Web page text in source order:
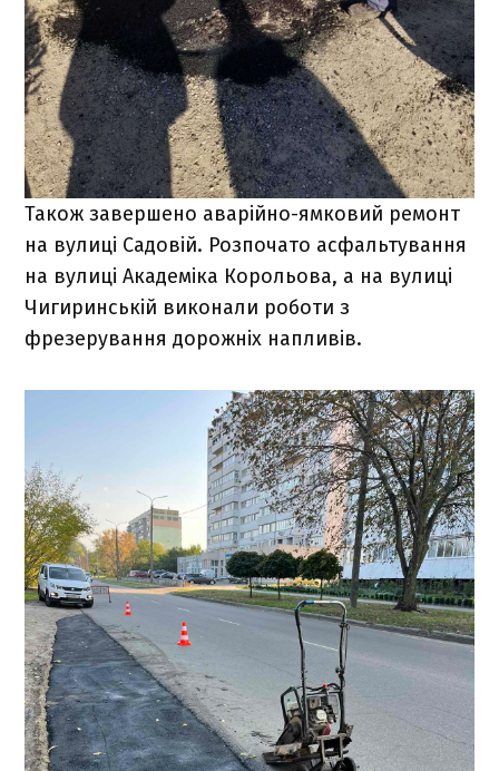
Також завершено аварійно-ямковий ремонт
на вулиці Садовій. Розпочато асфальтування
на вулиці Академіка Корольова, а на вулиці
Чигиринській виконали роботи з
фрезерування дорожніх напливів.